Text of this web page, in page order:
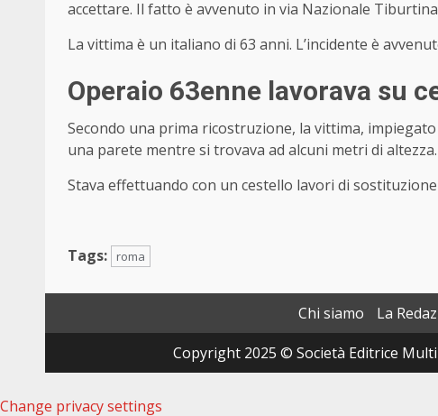
accettare. Il fatto è avvenuto in via Nazionale
La vittima è un italiano di 63 anni. L’incidente è
Operaio 63enne lavorava su
Secondo una prima ricostruzione, la vittima,
una parete mentre si trovava ad alcuni metri di altezza.
Stava effettuando con un cestello lavori di
Tags: roma
Chi siamo La
Copyright 2025 © Società Editrice
Change privacy settings